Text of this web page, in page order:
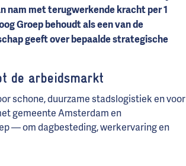
nam met terugwerkende kracht per 1
Groep behoudt als een van de
geeft over bepaalde strategische
de arbeidsmarkt
schone, duurzame stadslogistiek en voor
gemeente Amsterdam en
— om dagbesteding, werkervaring en